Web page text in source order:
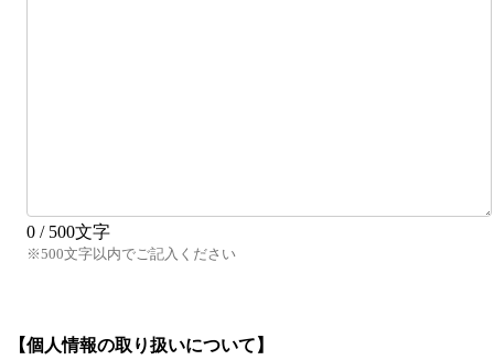
0 / 500文字
※500文字以内でご記入ください
【個人情報の取り扱いについて】